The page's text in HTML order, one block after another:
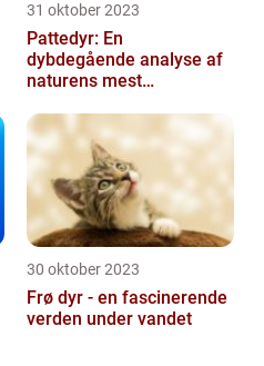
31 oktober 2023
Pattedyr: En
dybdegående analyse af
naturens mest
30 oktober 2023
Frø dyr - en fascinerende
verden under vandet